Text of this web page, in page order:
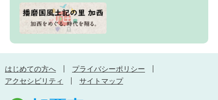
はじめての方へ
プライバシーポリシー
アクセシビリティ
サイトマップ